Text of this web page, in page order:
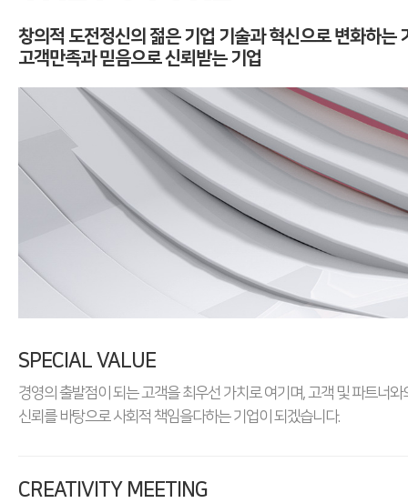
창의적 도전정신의 젊은 기업 기술과 혁신으로 변화하는
고객만족과 믿음으로 신뢰받는 기업
SPECIAL VALUE
경영의 출발점이 되는 고객을 최우선 가치로 여기며, 고객 및 파트너와
신뢰를 바탕으로 사회적 책임을다하는 기업이 되겠습니다.
CREATIVITY MEETING